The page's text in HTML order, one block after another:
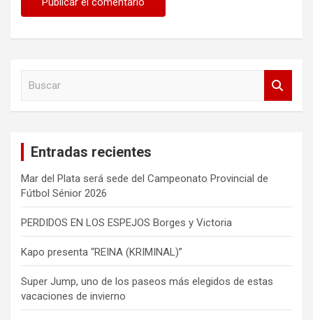
Entradas recientes
Mar del Plata será sede del Campeonato Provincial de
Fútbol Sénior 2026
PERDIDOS EN LOS ESPEJOS Borges y Victoria
Kapo presenta “REINA (KRIMINAL)”
Super Jump, uno de los paseos más elegidos de estas
vacaciones de invierno